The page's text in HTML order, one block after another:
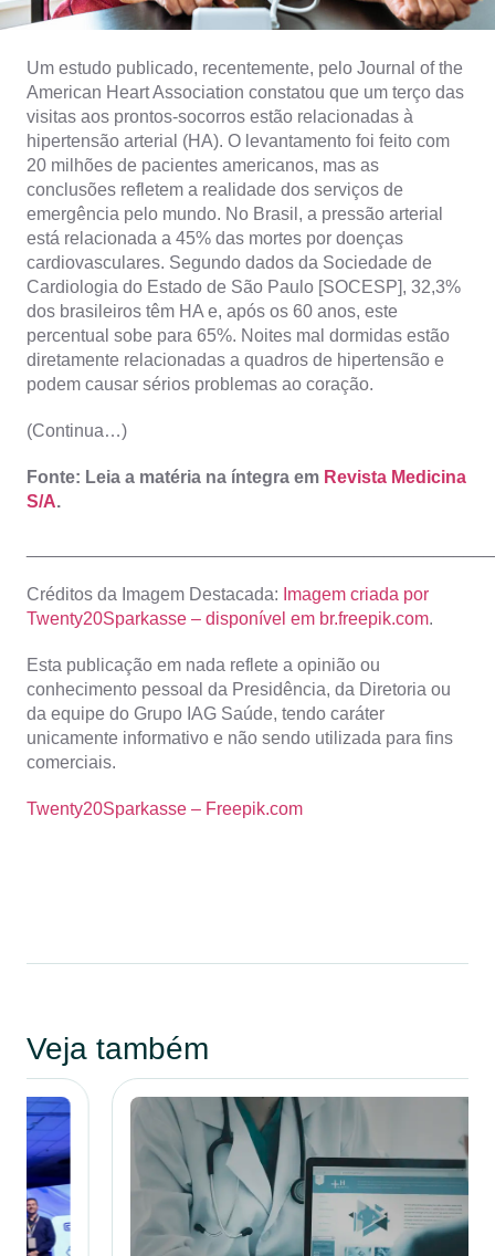
Um estudo publicado, recentemente, pelo Journal of the
American Heart Association constatou que um terço das
visitas aos prontos-socorros estão relacionadas à
hipertensão arterial (HA). O levantamento foi feito com
20 milhões de pacientes americanos, mas as
conclusões refletem a realidade dos serviços de
emergência pelo mundo. No Brasil, a pressão arterial
está relacionada a 45% das mortes por doenças
cardiovasculares. Segundo dados da Sociedade de
Cardiologia do Estado de São Paulo [SOCESP], 32,3%
dos brasileiros têm HA e, após os 60 anos, este
percentual sobe para 65%. Noites mal dormidas estão
diretamente relacionadas a quadros de hipertensão e
podem causar sérios problemas ao coração.
(Continua…)
Fonte: Leia a matéria na íntegra em Revista Medicina
S/A.
Créditos da Imagem Destacada: Imagem criada por
Twenty20Sparkasse – disponível em br.freepik.com.
Esta publicação em nada reflete a opinião ou
conhecimento pessoal da Presidência, da Diretoria ou
da equipe do Grupo IAG Saúde, tendo caráter
unicamente informativo e não sendo utilizada para fins
comerciais.
Twenty20Sparkasse – Freepik.com
Veja também